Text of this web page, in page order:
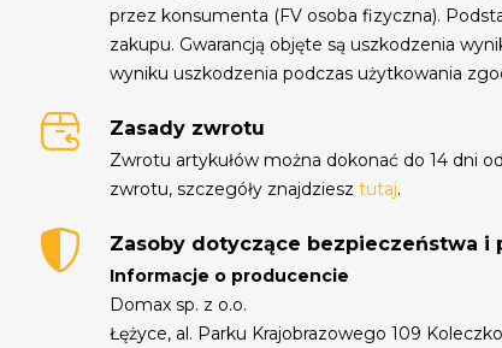
przez konsumenta (FV osoba fizyczna).
zakupu. Gwarancją objęte są uszkodzenia
wyniku uszkodzenia podczas użytkowania
Zasady zwrotu
Zwrotu artykułów można dokonać do 14 dni
zwrotu, szczegóły znajdziesztutaj.
Zasoby dotyczące bezpieczeństwa i
Informacje o producencie
Domax sp. z o.o.
Łężyce, al. Parku Krajobrazowego 109